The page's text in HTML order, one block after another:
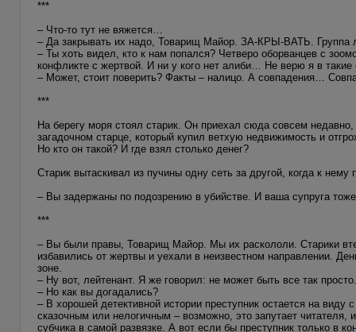
***
– Что-то тут не вяжется…
– Да закрывать их надо, Товарищ Майор. ЗА-КРЫ-ВАТЬ. Группа
– Ты хоть видел, кто к нам попался? Четверо оборванцев с
конфликте с жертвой. И ни у кого нет алиби… Не верю я в такие
– Может, стоит поверить? Факты – налицо. А совпадения…
***
На берегу моря стоял старик. Он приехал сюда совсем
загадочном старце, который купил ветхую недвижимость и
Но кто он такой? И где взял столько денег?
Старик вытаскивал из пучины одну сеть за другой, когда к
– Вы задержаны по подозрению в убийстве. И ваша супруга
***
– Вы были правы, Товарищ Майор. Мы их раскололи. Старики
избавились от жертвы и уехали в неизвестном направлении.
зоне.
– Ну вот, лейтенант. Я же говорил: не может быть все так просто.
– Но как вы догадались?
– В хорошей детективной истории преступник остается на
сказочным или нелогичным – возможно, это запутает
субчика в самой развязке. А вот если бы преступник только в